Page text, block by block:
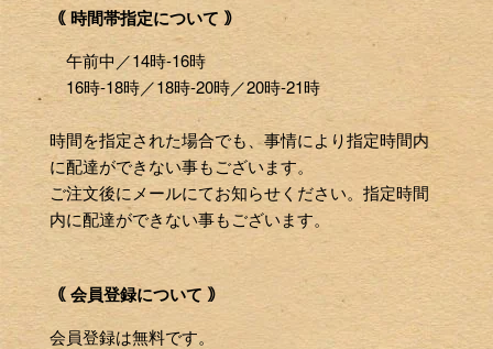
｟ 時間帯指定について ｠
午前中／14時-16時
16時-18時／18時-20時／20時-21時
時間を指定された場合でも、事情により指定時間内
に配達ができない事もございます。
ご注文後にメールにてお知らせください。指定時間
内に配達ができない事もございます。
｟ 会員登録について ｠
会員登録は無料です。